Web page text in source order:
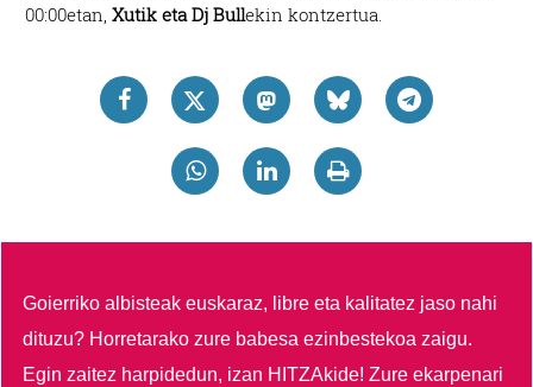
00:00etan,Xutik eta Dj Bullekin kontzertua.
Goierriko albisteak euskaraz, libre eta kalitatez jaso nahi
dituzu? Horretarako zure babesa ezinbestekoa zaigu.
Egin zaitez harpidedun, izan HITZAkide!Zure ekarpenari